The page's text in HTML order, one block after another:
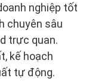
nghiệp tốt
chuyên sâu
trực quan.
kế hoạch
tự động.